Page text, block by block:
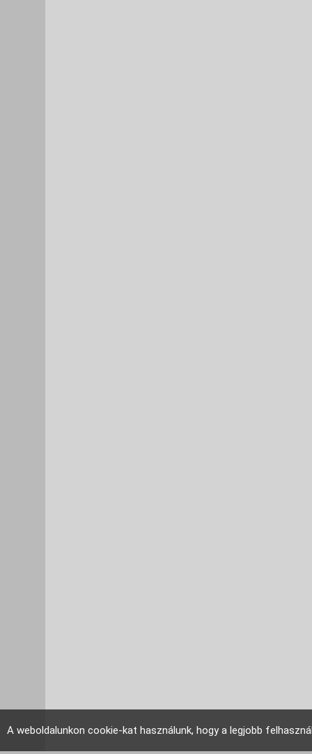
A weboldalunkon cookie-kat használunk, hogy a legjobb